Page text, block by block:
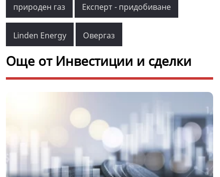
природен газ Експерт - придобиване
Linden Energy Овергаз
Още от Инвестиции и сделки